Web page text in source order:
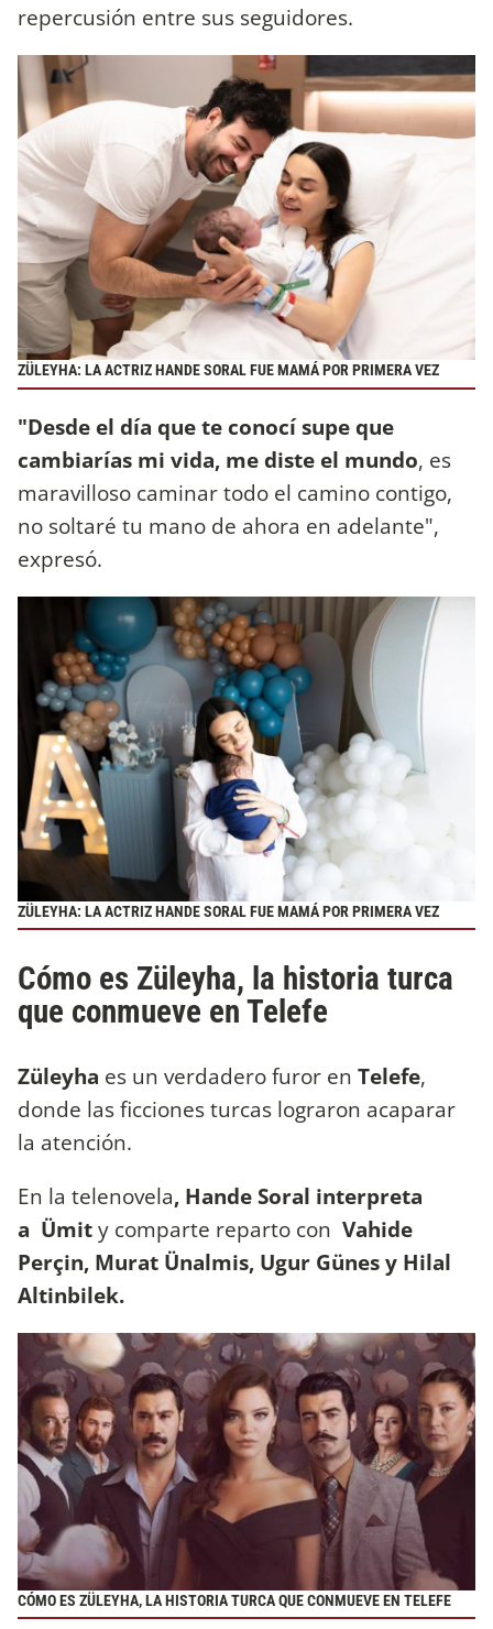
repercusión entre sus seguidores.
ZÜLEYHA: LA ACTRIZ HANDE SORAL FUE MAMÁ POR PRIMERA VEZ
"Desde el día que te conocí supe que
cambiarías mi vida, me diste el mundo, es
maravilloso caminar todo el camino contigo,
no soltaré tu mano de ahora en adelante",
expresó.
ZÜLEYHA: LA ACTRIZ HANDE SORAL FUE MAMÁ POR PRIMERA VEZ
Cómo es Züleyha, la historia turca
que conmueve en Telefe
Züleyha es un verdadero furor en Telefe,
donde las ficciones turcas lograron acaparar
la atención.
En la telenovela, Hande Soral interpreta
a Ümity comparte reparto con Vahide
Perçin, Murat Ünalmis, Ugur Günes y Hilal
Altinbilek.
CÓMO ES ZÜLEYHA, LA HISTORIA TURCA QUE CONMUEVE EN TELEFE